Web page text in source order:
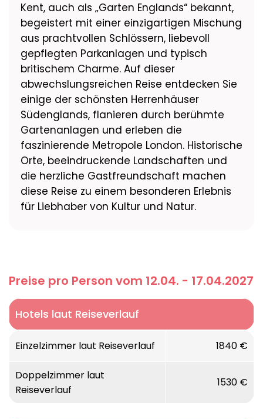
Kent, auch als „Garten Englands“ bekannt,
begeistert mit einer einzigartigen Mischung
aus prachtvollen Schlössern, liebevoll
gepflegten Parkanlagen und typisch
britischem Charme. Auf dieser
abwechslungsreichen Reise entdecken Sie
einige der schönsten Herrenhäuser
Südenglands, flanieren durch berühmte
Gartenanlagen und erleben die
faszinierende Metropole London. Historische
Orte, beeindruckende Landschaften und
die herzliche Gastfreundschaft machen
diese Reise zu einem besonderen Erlebnis
für Liebhaber von Kultur und Natur.
Preise pro Person vom 12.04. - 17.04.2027
Hotels laut Reiseverlauf
Einzelzimmer laut Reiseverlauf 1840 €
Doppelzimmer laut
Reiseverlauf
1530 €